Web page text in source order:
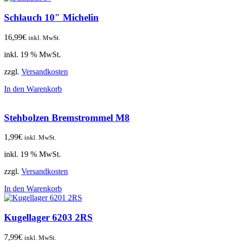
Schlauch 10″ Michelin
16,99€ inkl. MwSt.
inkl. 19 % MwSt.
zzgl. Versandkosten
In den Warenkorb
Stehbolzen Bremstrommel M8
1,99€ inkl. MwSt.
inkl. 19 % MwSt.
zzgl. Versandkosten
In den Warenkorb
Kugellager 6203 2RS
7,99€ inkl. MwSt.